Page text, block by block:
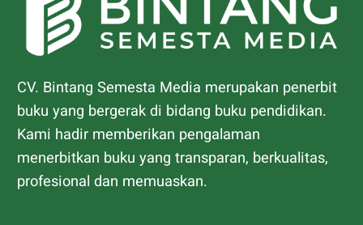
CV. Bintang Semesta Media merupakan penerbit
buku yang bergerak di bidang buku pendidikan.
Kami hadir memberikan pengalaman
menerbitkan buku yang transparan, berkualitas,
profesional dan memuaskan.